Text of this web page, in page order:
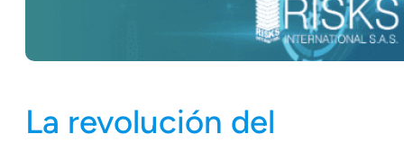
La revolución del